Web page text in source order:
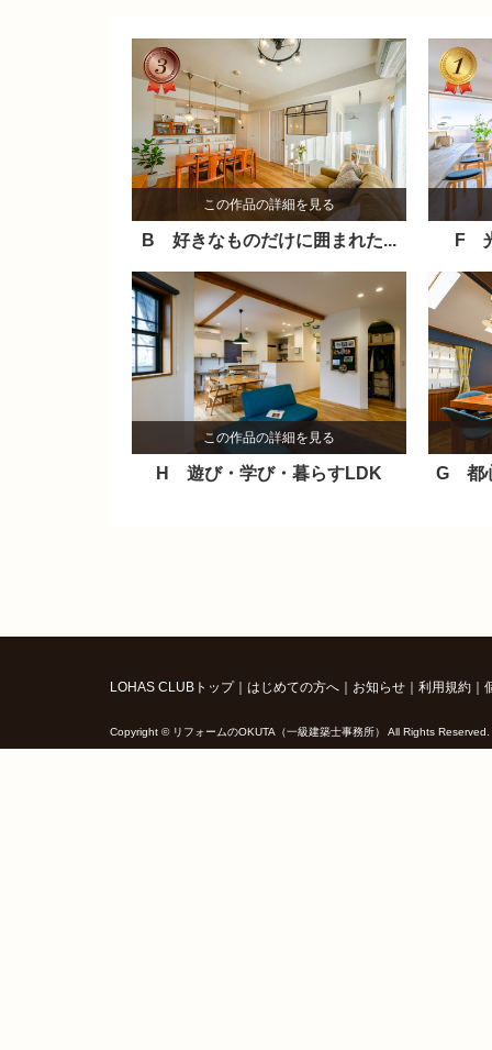
この作品の詳細を見る
B 好きなものだけに囲まれた... F
この作品の詳細を見る
H 遊び・学び・暮らすLDK G 都
LOHAS CLUBトップ｜ はじめての方へ ｜ お知らせ ｜ 利用規約 ｜
Copyright © リフォームのOKUTA（一級建築士事務所） All Rights Reserved.